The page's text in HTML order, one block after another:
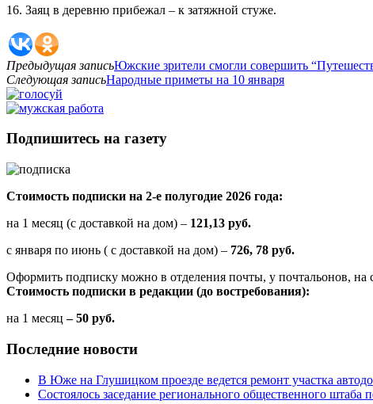
16. Заяц в деревню прибежал – к затяжной стуже.
Предыдущая записьЮжские зрители смогли совершить
Следующая записьНародные приметы на 10 января
Подпишитесь на газету
Стоимость подписки на 2-е полугодие 2026 года:
на 1 месяц (с доставкой на дом) – 121,13 руб.
с января по июнь ( с доставкой на дом) – 726, 78 руб.
Оформить подписку можно в отделения почты, у почтальонов, на
Стоимость подписки в редакции (до востребования):
на 1 месяц – 50 руб.
Последние новости
В Юже на Глушицком проезде ведется ремонт участка
Состоялось заседание регионального общественного